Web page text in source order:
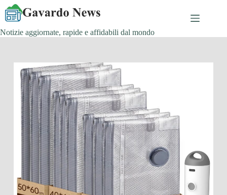
Salta
contenuto
Notizie aggiornate, rapide e affidabili dal mondo